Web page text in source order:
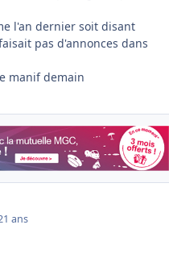
l'an dernier soit disant
pas d'annonces dans
manif demain
ans